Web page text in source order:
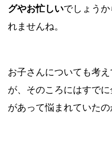
グやお忙しいでしょう
れませんね。
お子さんについても考
が、そのころにはすで
があって悩まれていたの